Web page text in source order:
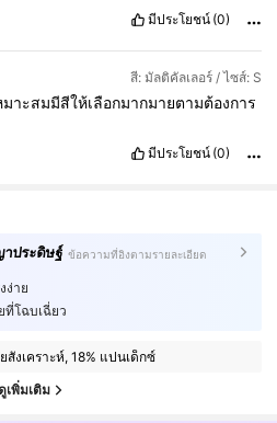
มีประโยชน์ (0)
สี: มัลติคัลเลอร์ / ไซส์: S
ะสมมีสีให้เลือกมากมายตามต้องการ
มีประโยชน์ (0)
ประดิษฐ์ ข้อความที่อิงตามรายละเอียด
ง่าย
โฉบเฉี่ยว
สังเคราะห์, 18% แปนเด็กซ์
เพิ่มเติม